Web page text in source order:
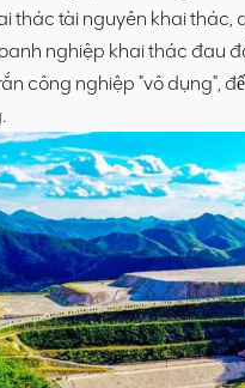
thác tài nguyên khai
nghiệp khai thác đau
công nghiệp "vô dụng",